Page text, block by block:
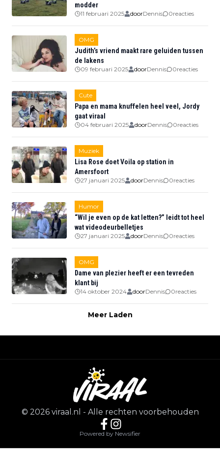
modder
11 februari 2025 doorDennis 0reacties
OMG
Judith’s vriend maakt rare geluiden tussen
de lakens
09 februari 2025 doorDennis 0reacties
Cute
Papa en mama knuffelen heel veel, Jordy
gaat viraal
04 februari 2025 doorDennis 0reacties
Muziek
Lisa Rose doet Voila op station in
Amersfoort
27 januari 2025 doorDennis 0reacties
Humor
“Wil je even op de kat letten?” leidt tot heel
wat videodeurbelletjes
27 januari 2025 doorDennis 0reacties
OMG
Dame van plezier heeft er een tevreden
klant bij
14 oktober 2024 doorDennis 0reacties
Meer Laden
© 2026 viraal.nl - Alle rechten voorbehouden
Powered by Newsifier